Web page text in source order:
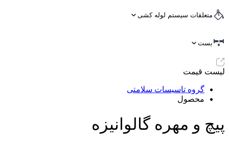
متعلقات سیستم لوله کشی
بست
لیست قیمت
گروه تاسیسات سلامتی
محصول
پیچ و مهره گالوانیزه